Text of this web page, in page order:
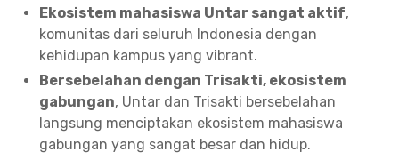
Ekosistem mahasiswa Untar sangat aktif,
komunitas dari seluruh Indonesia dengan
kehidupan kampus yang vibrant.
Bersebelahan dengan Trisakti, ekosistem
gabungan, Untar dan Trisakti bersebelahan
langsung menciptakan ekosistem mahasiswa
gabungan yang sangat besar dan hidup.